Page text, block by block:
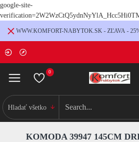
google-site-
WWW.KOMFORT-NABYTOK.SK - ZĽAVA -
0
Hladať všetko
KOMODA 39947 145CM